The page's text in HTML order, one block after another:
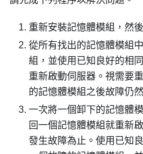
重新安裝記憶體模組，然
從所有找出的記憶體模組
組，並使用已知良好的相
重新啟動伺服器。視需要
的記憶體模組之後故障仍
一次將一個卸下的記憶體
回一個記憶體模組就重新
發生故障為止。使用已知